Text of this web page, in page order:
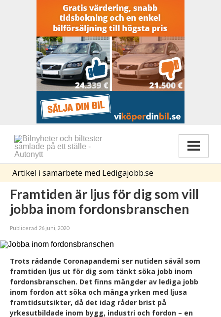
Artikel i samarbete med Ledigajobb.se
Framtiden är ljus för dig som vill
jobba inom fordonsbranschen
Publicerad 26 juni, 2020
Trots rådande Coronapandemi ser nutiden såväl som
framtiden ljus ut för dig som tänkt söka jobb inom
fordonsbranschen. Det finns mängder av lediga jobb
inom fordon att söka och många yrken med ljusa
framtidsutsikter, då det idag råder brist på
yrkesutbildade inom bygg, industri och fordon – en